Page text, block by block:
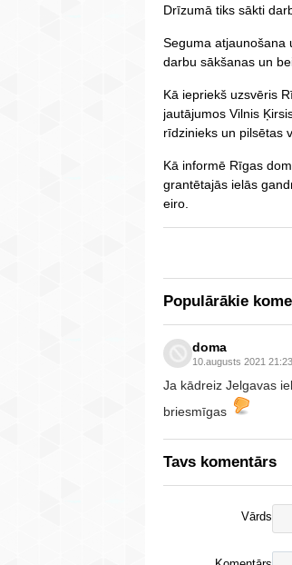
Drīzumā tiks sākti
Seguma atjaunošana
darbu sākšanas un
Kā iepriekš uzsvēris
jautājumos Vilnis
rīdzinieks un pilsētas
Kā informē Rīgas
grantētajās ielās
eiro.
Populārākie
doma
10.augusts 2021 21:23
Ja kādreiz Jelgavas
briesmīgas
Tavs komentārs
Vārds